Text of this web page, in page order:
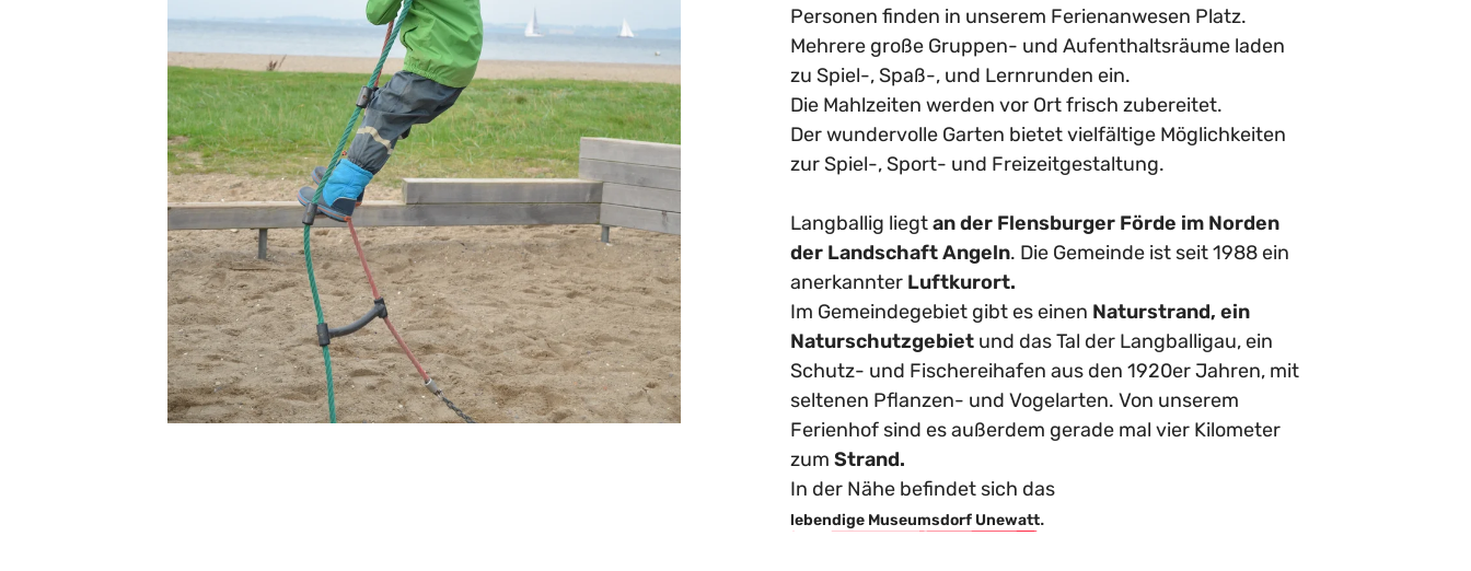
Personen finden in unserem Ferienanwesen Platz.
Mehrere große Gruppen- und Aufenthaltsräume laden
zu Spiel-, Spaß-, und Lernrunden ein.
Die Mahlzeiten werden vor Ort frisch zubereitet.
Der wundervolle Garten bietet vielfältige Möglichkeiten
zur Spiel-, Sport- und Freizeitgestaltung.
Langballig liegtan der Flensburger Förde im Norden
der Landschaft Angeln. Die Gemeinde ist seit 1988 ein
anerkannterLuftkurort.
Im Gemeindegebiet gibt es einen Naturstrand, ein
Naturschutzgebietund das Tal der Langballigau, ein
Schutz- und Fischereihafen aus den 1920er Jahren, mit
seltenen Pflanzen- und Vogelarten. Von unserem
Ferienhof sind es außerdem gerade mal vier Kilometer
zum Strand.
In der Nähe befindet sich das
lebendige Museumsdorf Unewatt.